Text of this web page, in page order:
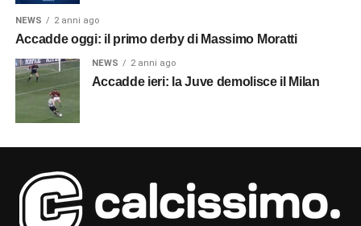
NEWS 2 anni ago
Accadde oggi: il primo derby di Massimo Moratti
NEWS 2 anni ago
Accadde ieri: la Juve demolisce il Milan